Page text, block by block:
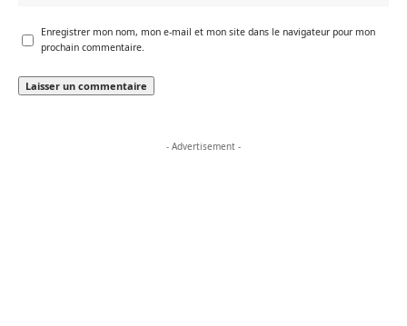
Enregistrer mon nom, mon e-mail et mon site dans le navigateur pour mon
prochain commentaire.
- Advertisement -